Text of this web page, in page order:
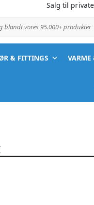
Salg til
blandt vores 95.000+
& FITTINGS